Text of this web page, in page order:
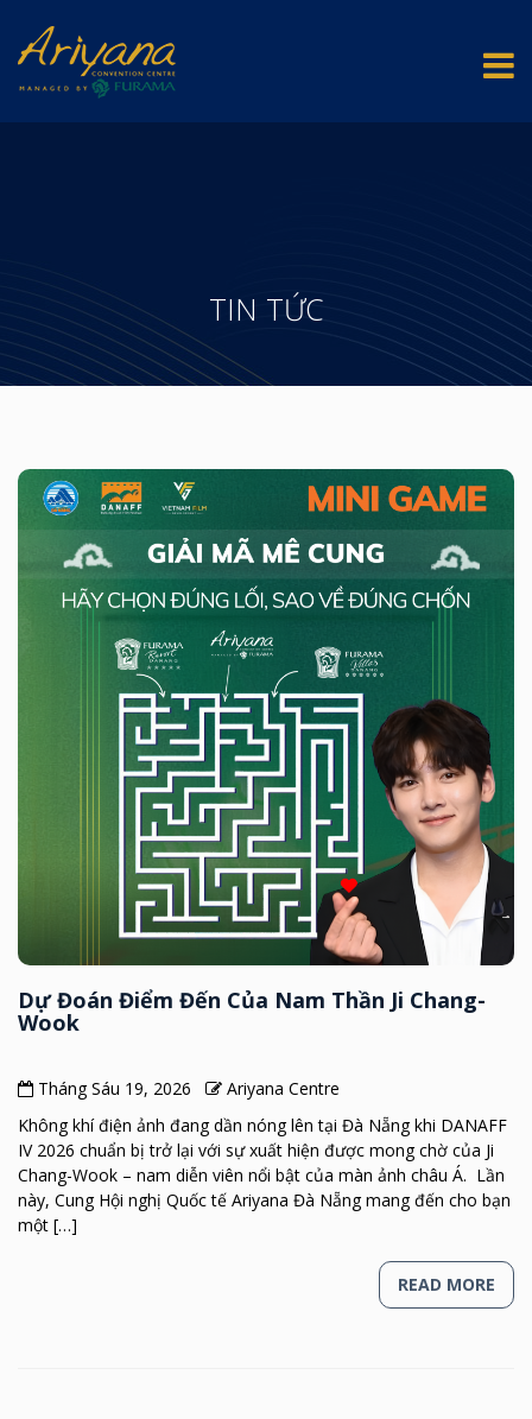
TIN TỨC
Dự Đoán Điểm Đến Của Nam Thần Ji Chang-
Wook
Tháng Sáu 19, 2026
Ariyana Centre
Không khí điện ảnh đang dần nóng lên tại Đà Nẵng khi DANAFF
IV 2026 chuẩn bị trở lại với sự xuất hiện được mong chờ của Ji
Chang-Wook – nam diễn viên nổi bật của màn ảnh châu Á. Lần
này, Cung Hội nghị Quốc tế Ariyana Đà Nẵng mang đến cho bạn
một […]
READ MORE